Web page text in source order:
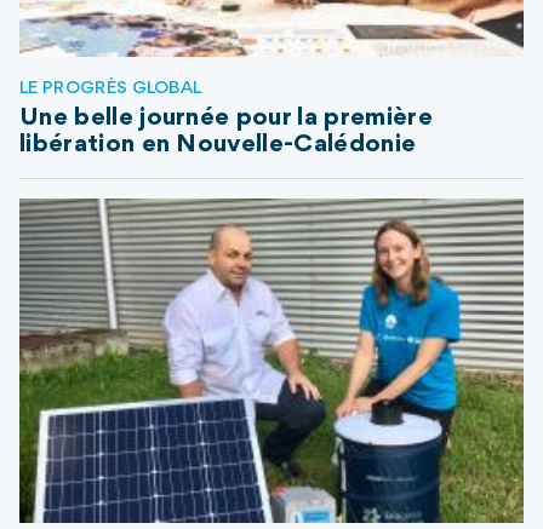
LE PROGRÈS GLOBAL
Une belle journée pour la première
libération en Nouvelle-Calédonie